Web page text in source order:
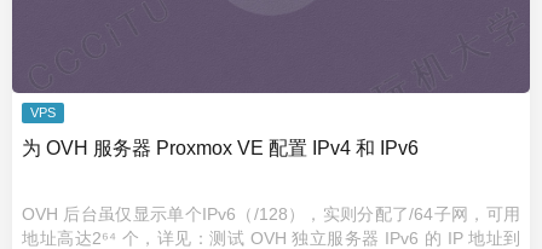
VPS
为 OVH 服务器 Proxmox VE 配置 IPv4 和 IPv6
OVH 后台虽仅显示单个IPv6（/128），实则分配了/64子网，可用
地址高达2⁶⁴ 个，详见：测试 OVH 独立服务器 IPv6 的 IP 地址到